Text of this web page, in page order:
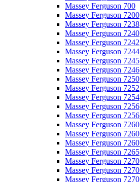
Massey Ferguson 700
Massey Ferguson 7200
Massey Ferguson 7238
Massey Ferguson 7240
Massey Ferguson 7242
Massey Ferguson 7244
Massey Ferguson 7245
Massey Ferguson 7246
Massey Ferguson 7250
Massey Ferguson 7252
Massey Ferguson 7254
Massey Ferguson 7256
Massey Ferguson
Massey Ferguson 7260
Massey Ferguson
Massey Ferguson
Massey Ferguson 7265
Massey Ferguson 7270
Massey Ferguson
Massey Ferguson